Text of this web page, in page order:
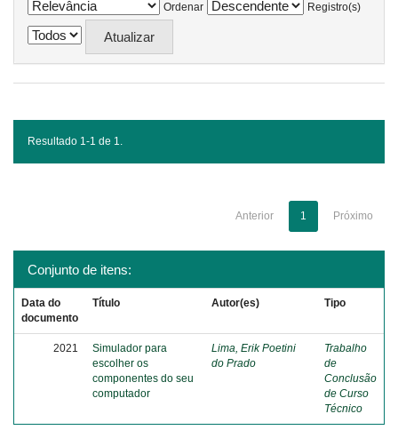
Ordenar
Registro(s)
Resultado 1-1 de 1.
Anterior 1 Próximo
Conjunto de itens:
Data do
documento
Título Autor(es) Tipo
2021
Simulador para
escolher os
componentes do seu
computador
Lima, Erik Poetini
do Prado
Trabalho
de
Conclusão
de Curso
Técnico